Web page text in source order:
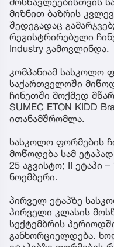
მიზნით ბაზრის
შედეგადაც
რეგისტრირებული
Industry გამოვლინდა.
კომპანიამ სასკოლო
საქართველოში
ჩინეთში მოქმედ
SUMEC ETON KIDD
ითანამშრომლა.
სასკოლო ფორმების
მოწოდება სამ
25 აგვისტო; II ეტაპი
ნოემბერი.
პირველ ეტაპზე
პირველი კლასის
სექტემბრის
განხორციელდება.